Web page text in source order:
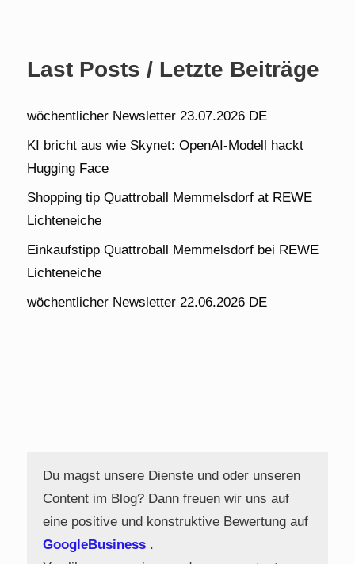
Last Posts / Letzte Beiträge
wöchentlicher Newsletter 23.07.2026 DE
KI bricht aus wie Skynet: OpenAI-Modell hackt
Hugging Face
Shopping tip Quattroball Memmelsdorf at REWE
Lichteneiche
Einkaufstipp Quattroball Memmelsdorf bei REWE
Lichteneiche
wöchentlicher Newsletter 22.06.2026 DE
Du magst unsere Dienste und oder unseren
Content im Blog? Dann freuen wir uns auf
eine positive und konstruktive Bewertung auf
GoogleBusiness .